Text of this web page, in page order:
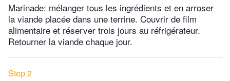
Marinade: mélanger tous les ingrédients et en arroser
la viande placée dans une terrine. Couvrir de film
alimentaire et réserver trois jours au réfrigérateur.
Retourner la viande chaque jour.
Step 2